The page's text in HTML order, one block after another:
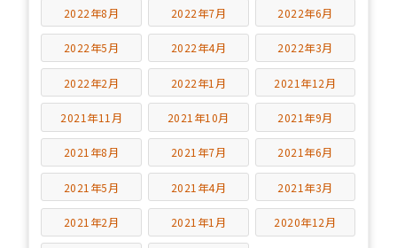
2022年8月 2022年7月 2022年6月
2022年5月 2022年4月 2022年3月
2022年2月 2022年1月 2021年12月
2021年11月 2021年10月 2021年9月
2021年8月 2021年7月 2021年6月
2021年5月 2021年4月 2021年3月
2021年2月 2021年1月 2020年12月